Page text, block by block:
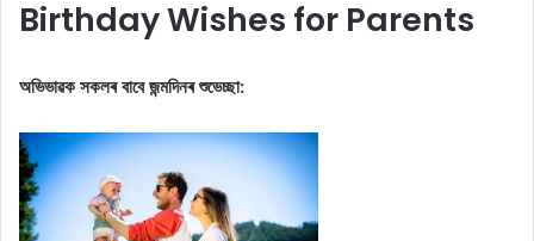
Birthday Wishes for Parents
অভিভাৱক সকলৰ বাবে জন্মদিনৰ শুভেচ্ছা: